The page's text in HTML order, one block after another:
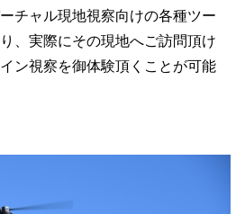
チャル現地視察向けの各種ツー
、実際にその現地へご訪問頂け
ン視察を御体験頂くことが可能